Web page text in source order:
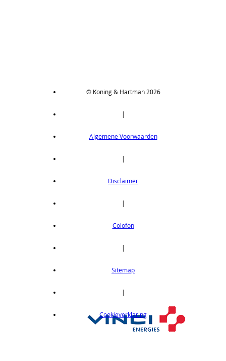
© Koning & Hartman 2026
|
Algemene Voorwaarden
|
Disclaimer
|
Colofon
|
Sitemap
|
Cookieverklaring